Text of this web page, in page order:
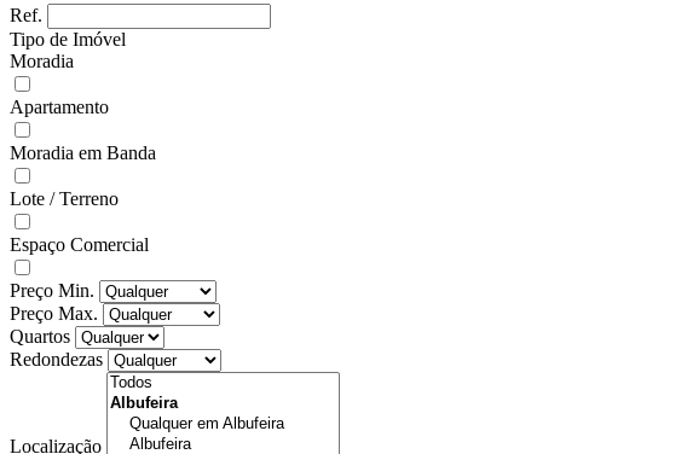
Ref.
Tipo de Imóvel
Moradia
Apartamento
Moradia em Banda
Lote / Terreno
Espaço Comercial
Preço Min.
Preço Max.
Quartos
Redondezas
Localização